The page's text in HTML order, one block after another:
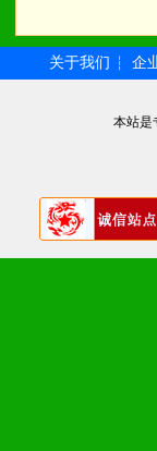
关于我们 ┆ 企
本站是